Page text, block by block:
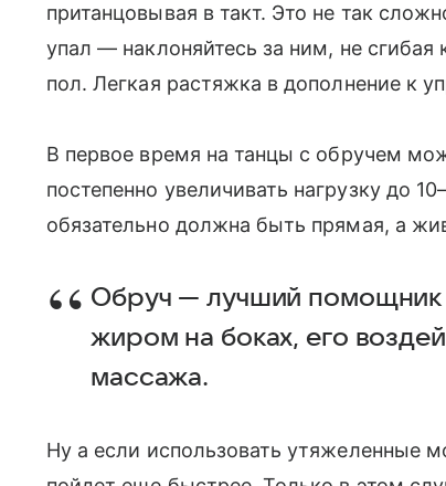
пританцовывая в такт. Это не так
упал — наклоняйтесь за ним, не сгибая
пол. Легкая растяжка в дополнение к
В первое время на танцы с обручем
постепенно увеличивать нагрузку до
обязательно должна быть прямая, а
Обруч — лучший помощник
жиром на боках, его
массажа.
Ну а если использовать утяжеленные